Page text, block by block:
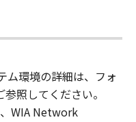
において表示す
しくは実行する
ます。）するため
ネットワークを
ター上で、かかる
て「本ソフトウ
ム環境の詳細は、フォ
照してください。
WIA Network